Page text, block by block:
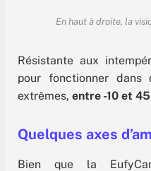
En haut à droite, la
Résistante aux
pour fonctionner dans
extrêmes, entre -10 et 45
Quelques axes
Bien que la